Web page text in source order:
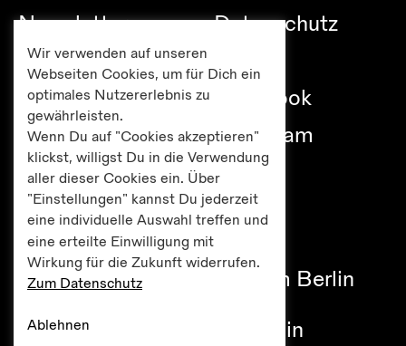
Newsletter
Besuch
Publikationen
Editionen
Presse
Datenschutz
Facebook
Instagram
Haus am Lützowplatz
Fördererkreis Kulturzentrum Berlin
Lützowplatz 9 / 10785 Berlin
Wir verwenden auf unseren
Webseiten Cookies, um für Dich ein
optimales Nutzererlebnis zu
gewährleisten.
Wenn Du auf "Cookies akzeptieren"
klickst, willigst Du in die Verwendung
aller dieser Cookies ein. Über
"Einstellungen" kannst Du jederzeit
eine individuelle Auswahl treffen und
eine erteilte Einwilligung mit
Wirkung für die Zukunft widerrufen.
Zum Datenschutz
Ablehnen